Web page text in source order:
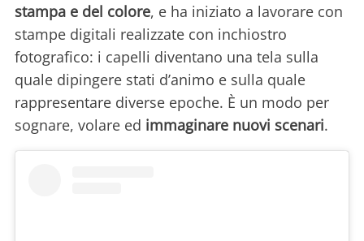
stampa e del colore, e ha iniziato a lavorare con
stampe digitali realizzate con inchiostro
fotografico: i capelli diventano una tela sulla
quale dipingere stati d’animo e sulla quale
rappresentare diverse epoche. È un modo per
sognare, volare ed immaginare nuovi scenari.